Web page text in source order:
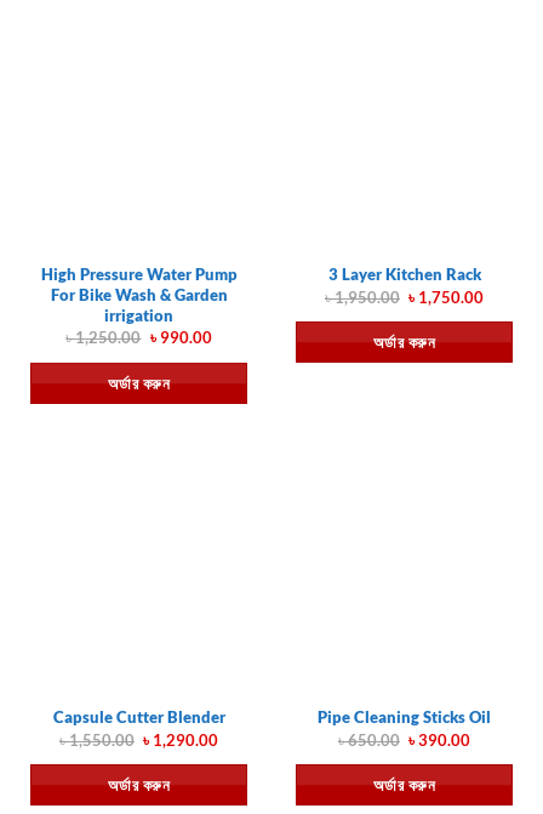
High Pressure Water Pump
For Bike Wash & Garden
irrigation
৳1,250.00 Original
was:
৳ 1,250.00.
৳990.00Current
is:
৳ 990.00.
অর্ডার করুন
3 Layer Kitchen Rack
৳1,950.00 Original
price
was:
৳ 1,950.00.
৳1,750.00Current
is:
৳
অর্ডার করুন
Capsule Cutter Blender
৳1,550.00 Original
price
was:
৳ 1,550.00.
৳1,290.00Current
is:
৳ 1,290.00.
অর্ডার করুন
Pipe Cleaning Sticks Oil
৳650.00 Original
was:
৳ 650.00.
৳390.00Current
is:
৳ 390.00.
অর্ডার করুন